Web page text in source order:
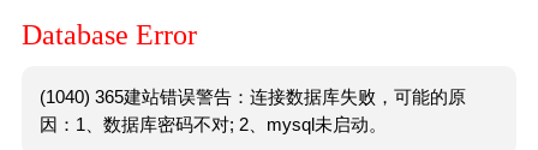
Database Error
(1040) 365建站错误警告：连接数据库失败，可能的原
因：1、数据库密码不对; 2、mysql未启动。